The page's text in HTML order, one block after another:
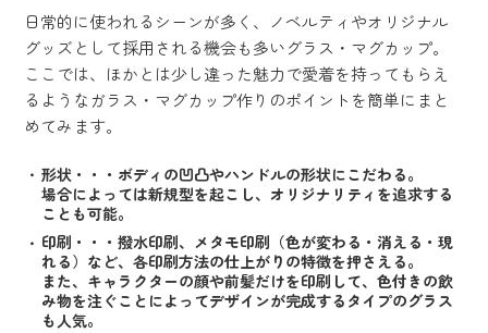
日常的に使われるシーンが多く、ノベルティやオリジナル
グッズとして採用される機会も多いグラス・マグカップ。
ここでは、ほかとは少し違った魅力で愛着を持ってもらえ
るようなガラス・マグカップ作りのポイントを簡単にまと
めてみます。
形状・・・ボディの凹凸やハンドルの形状にこだわる。
場合によっては新規型を起こし、オリジナリティを追求する
ことも可能。
印刷・・・撥水印刷、メタモ印刷（色が変わる・消える・現
れる）など、各印刷方法の仕上がりの特徴を押さえる。
また、キャラクターの顔や前髪だけを印刷して、色付きの飲
み物を注ぐことによってデザインが完成するタイプのグラス
も人気。